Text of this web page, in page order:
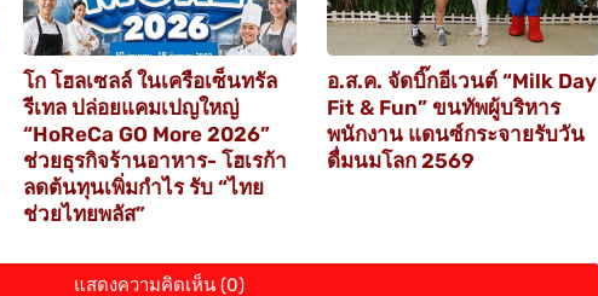
โก โฮลเซลล์ ในเครือเซ็นทรัล
รีเทล ปล่อยแคมเปญใหญ่
“HoReCa GO More 2026”
ช่วยธุรกิจร้านอาหาร- โฮเรก้า
ลดต้นทุนเพิ่มกำไร รับ “ไทย
ช่วยไทยพลัส”
อ.ส.ค. จัดบิ๊กอีเวนต์ “Milk Day
Fit & Fun” ขนทัพผู้บริหาร
พนักงาน แดนซ์กระจายรับวัน
ดื่มนมโลก 2569
แสดงความคิดเห็น (0)